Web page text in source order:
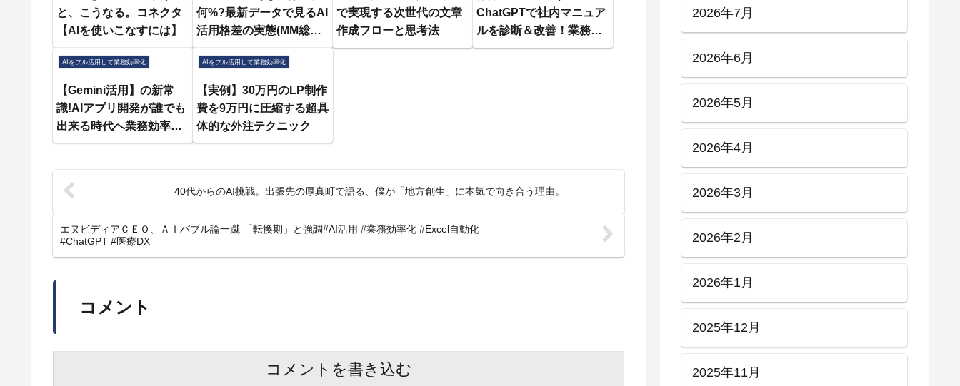
と、こうなる。コネクタ
【AIを使いこなすには】
何%?最新データで見るAI
活用格差の実態(MM総研8
で実現する次世代の文章
作成フローと思考法
ChatGPTで社内マニュア
ルを診断＆改善！業務効
率化とDXを加速する評価
AIをフル活用して業務効率化
【Gemini活用】の新常
識!AIアプリ開発が誰でも
出来る時代へ業務効率化
アイデア３選
AIをフル活用して業務効率化
【実例】30万円のLP制作
費を9万円に圧縮する超具
体的な外注テクニック
40代からのAI挑戦。出張先の厚真町で語る、僕が「地方創生」に本気で向き合う理由。
エヌビディアＣＥＯ、ＡＩバブル論一蹴 「転換期」と強調#AI活用 #業務効率化 #Excel自動化
#ChatGPT #医療DX
コメント
コメントを書き込む
2026年7月
2026年6月
2026年5月
2026年4月
2026年3月
2026年2月
2026年1月
2025年12月
2025年11月